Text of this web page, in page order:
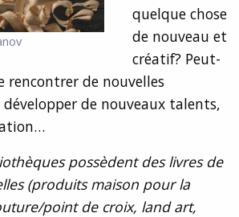
quelque chose
de nouveau et
créatif? Peut-
rencontrer de nouvelles
développer de nouveaux talents,
possèdent des livres de
(produits maison pour la
point de croix, land art,